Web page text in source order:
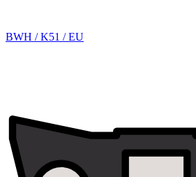
BWH / K51 / EU